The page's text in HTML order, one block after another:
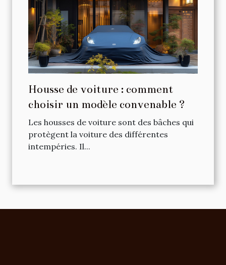
Housse de voiture : comment
choisir un modèle convenable ?
Les housses de voiture sont des bâches qui
protègent la voiture des différentes
intempéries. Il...